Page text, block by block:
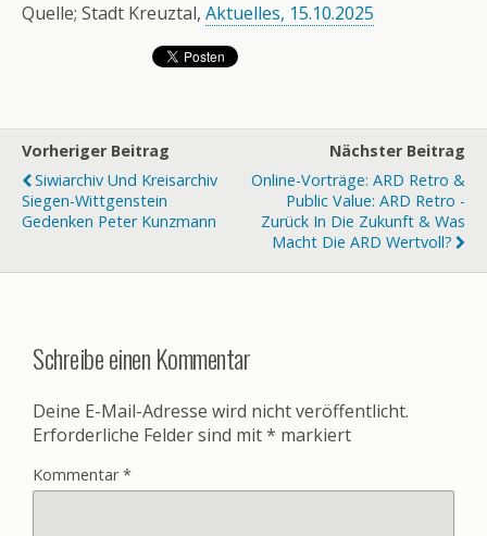
Quelle; Stadt Kreuztal, Aktuelles, 15.10.2025
Vorheriger Beitrag
Siwiarchiv Und Kreisarchiv
Siegen-Wittgenstein
Gedenken Peter Kunzmann
Nächster Beitrag
Online-Vorträge: ARD Retro &
Public Value: ARD Retro -
Zurück In Die Zukunft & Was
Macht Die ARD Wertvoll?
Schreibe einen Kommentar
Deine E-Mail-Adresse wird nicht veröffentlicht.
Erforderliche Felder sind mit* markiert
Kommentar*